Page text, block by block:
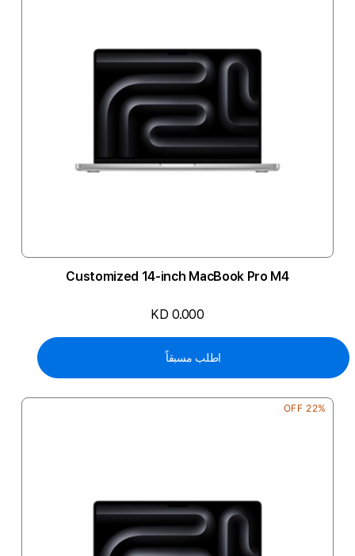
Customized 14-inch MacBook Pro M4
KD 0.000
اطلب مسبقاً
22% OFF